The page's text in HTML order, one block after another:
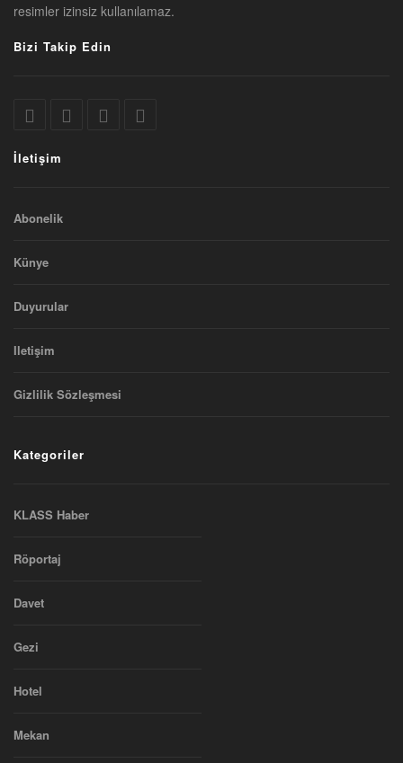
resimler izinsiz kullanılamaz.
Bizi Takip Edin
İletişim
Abonelik
Künye
Duyurular
Iletişim
Gizlilik Sözleşmesi
Kategoriler
KLASS Haber
Röportaj
Davet
Gezi
Hotel
Mekan